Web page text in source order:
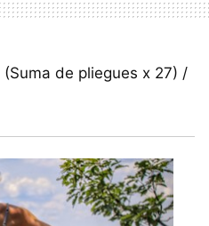
(Suma de pliegues x 27) /